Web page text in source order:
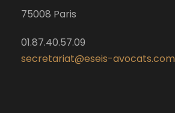
75008 Paris
01.87.40.57.09
secretariat@eseis-avocats.com